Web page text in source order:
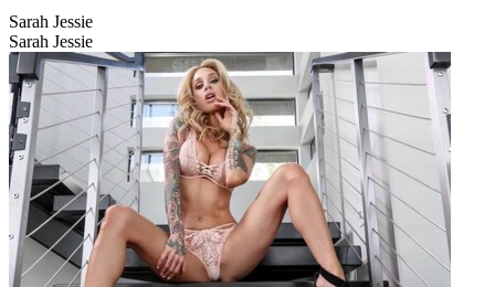
Sarah Jessie
Sarah Jessie